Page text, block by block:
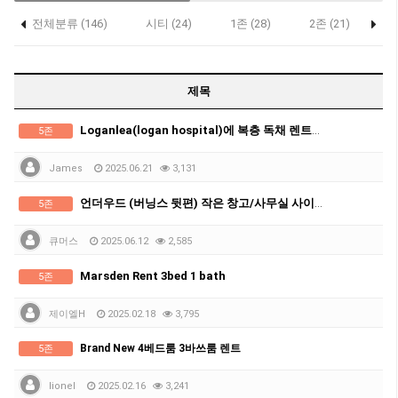
전체분류 (146) 시티 (24) 1존 (28) 2존 (21)
제목
5존 Loganlea(logan hospital)에 복층 독채 렌트하실분 구합니다.
James 2025.06.21 3,131
5존 언더우드 (버닝스 뒷편) 작은 창고/사무실 사이즈 임대
큐머스 2025.06.12 2,585
5존 Marsden Rent 3bed 1 bath
제이엘H 2025.02.18 3,795
5존 Brand New 4베드룸 3바쓰룸 렌트
lionel 2025.02.16 3,241